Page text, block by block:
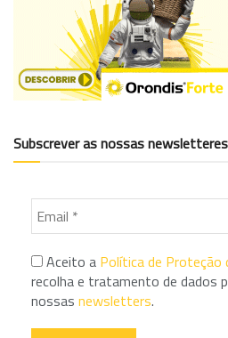
Subscrever as nossas newsletteres
Aceito a Política de Proteção
recolha e tratamento de dados
nossas newsletters.